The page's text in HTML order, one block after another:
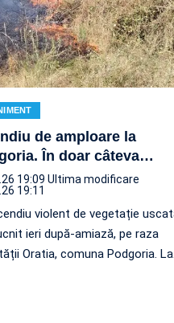
de amploare la
În doar câteva…
19:09 Ultima modificare
19:11
violent de vegetație
ieri după-amiază, pe raza
Oratia, comuna Podgoria. La